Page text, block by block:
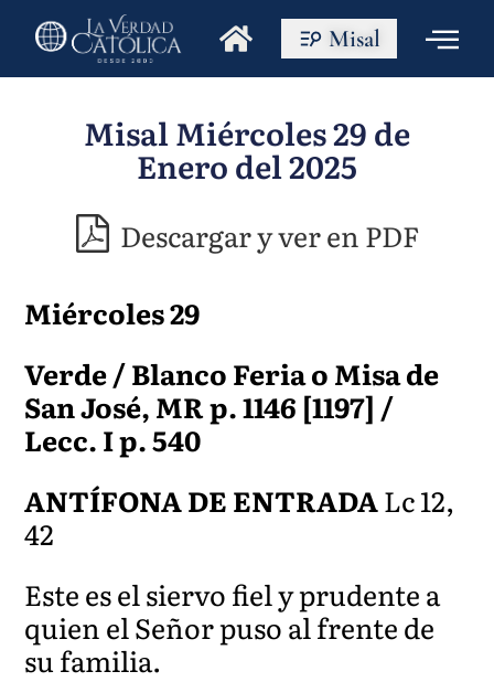
Misal
Misal Miércoles 29 de
Enero del 2025
Descargar y ver en PDF
Miércoles 29
Verde / Blanco Feria o Misa de
San José, MR p. 1146 [1197] /
Lecc. I p. 540
ANTÍFONA DE ENTRADALc 12,
42
Este es el siervo fiel y prudente a
quien el Señor puso al frente de
su familia.